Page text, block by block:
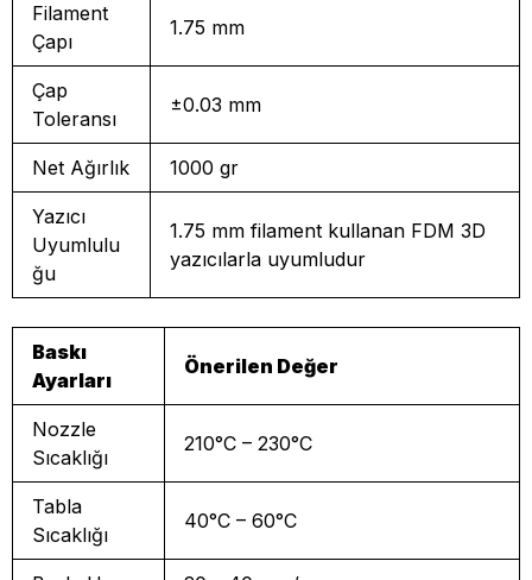
Filament
Çapı
1.75 mm
Çap
Toleransı
±0.03 mm
Net Ağırlık 1000 gr
Yazıcı
Uyumlulu
ğu
1.75 mm filament kullanan FDM 3D
yazıcılarla uyumludur
Baskı
Ayarları
Önerilen Değer
Nozzle
Sıcaklığı
210°C – 230°C
Tabla
Sıcaklığı
40°C – 60°C